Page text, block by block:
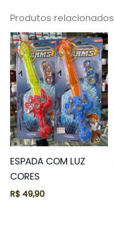
Produtos relacionados
ESPADA COM LUZ
CORES
R$ 49,90